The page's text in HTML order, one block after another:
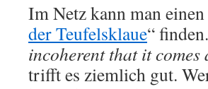
Im Netz kann man
der Teufelsklaue“
incoherent that it
trifft es ziemlich gut.